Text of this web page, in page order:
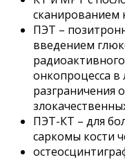
сканированием
ПЭТ –
введением
онкопроцесса в
разграничения
ПЭТ-КТ – для
саркомы кости